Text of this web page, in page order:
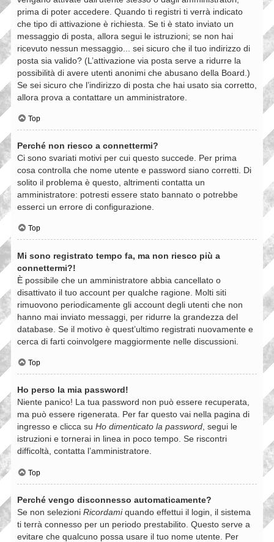
prima di poter accedere. Quando ti registri ti verrà indicato
che tipo di attivazione è richiesta. Se ti è stato inviato un
messaggio di posta, allora segui le istruzioni; se non hai
ricevuto nessun messaggio... sei sicuro che il tuo indirizzo di
posta sia valido? (L’attivazione via posta serve a ridurre la
possibilità di avere utenti anonimi che abusano della Board.)
Se sei sicuro che l’indirizzo di posta che hai usato sia corretto,
allora prova a contattare un amministratore.
Top
Perché non riesco a connettermi?
Ci sono svariati motivi per cui questo succede. Per prima
cosa controlla che nome utente e password siano corretti. Di
solito il problema è questo, altrimenti contatta un
amministratore: potresti essere stato bannato o potrebbe
esserci un errore di configurazione.
Top
Mi sono registrato tempo fa, ma non riesco più a
connettermi?!
È possibile che un amministratore abbia cancellato o
disattivato il tuo account per qualche ragione. Molti siti
rimuovono periodicamente gli account degli utenti che non
hanno mai inviato messaggi, per ridurre la grandezza del
database. Se il motivo è quest’ultimo registrati nuovamente e
cerca di farti coinvolgere maggiormente nelle discussioni.
Top
Ho perso la mia password!
Niente panico! La tua password non può essere recuperata,
ma può essere rigenerata. Per far questo vai nella pagina di
ingresso e clicca su Ho dimenticato la password, segui le
istruzioni e tornerai in linea in poco tempo. Se riscontri
difficoltà, contatta l’amministratore.
Top
Perché vengo disconnesso automaticamente?
Se non selezioni Ricordamiquando effettui il login, il sistema
ti terrà connesso per un periodo prestabilito. Questo serve a
evitare che qualcuno possa usare il tuo nome utente. Per